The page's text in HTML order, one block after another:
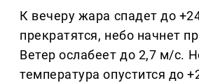
К вечеру жара спадет до
прекратятся, небо начнет
Ветер ослабеет до 2,7 м/с.
температура опустится до